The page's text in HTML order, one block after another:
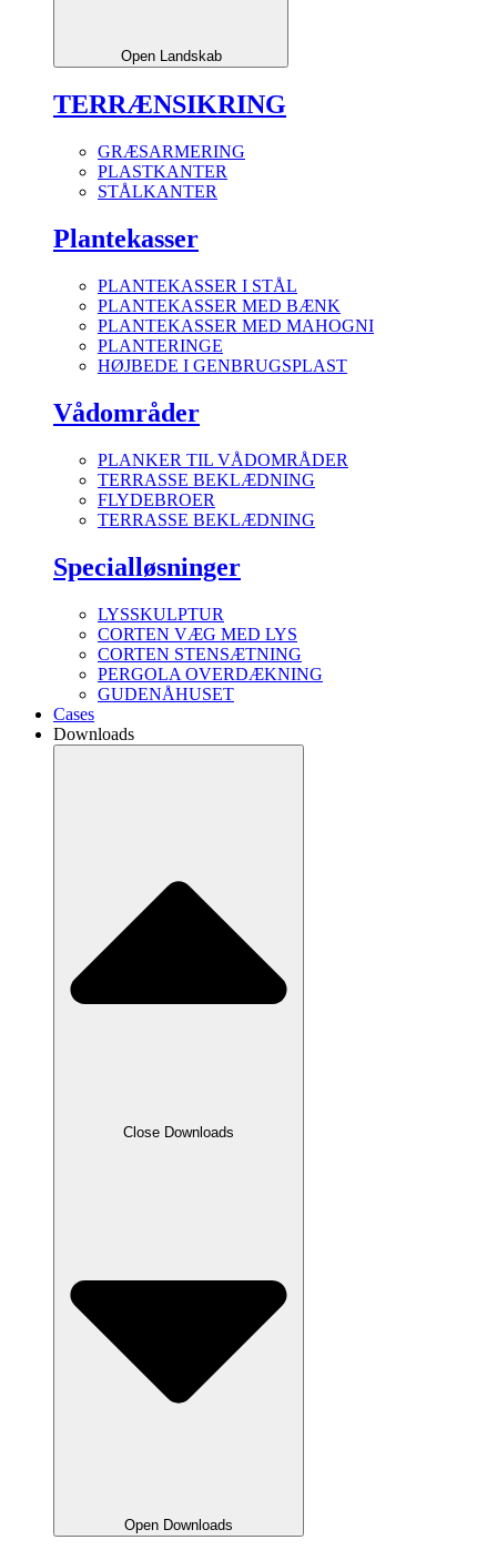
Open Landskab
TERRÆNSIKRING
GRÆSARMERING
PLASTKANTER
STÅLKANTER
Plantekasser
PLANTEKASSER I STÅL
PLANTEKASSER MED BÆNK
PLANTEKASSER MED MAHOGNI
PLANTERINGE
HØJBEDE I GENBRUGSPLAST
Vådområder
PLANKER TIL VÅDOMRÅDER
TERRASSE BEKLÆDNING
FLYDEBROER
TERRASSE BEKLÆDNING
Specialløsninger
LYSSKULPTUR
CORTEN VÆG MED LYS
CORTEN STENSÆTNING
PERGOLA OVERDÆKNING
GUDENÅHUSET
Cases
Downloads
Close Downloads
Open Downloads